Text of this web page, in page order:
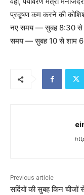
प्रदूषण कम करने की
नए समय — सुबह 8:30 से
समय — सुबह 10 से शाम
Previous article
सर्दियों की सुबह किन चीजों